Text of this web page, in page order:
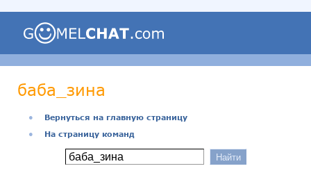
баба_зина
●
Вернуться на главную страницу
●
На страницу команд